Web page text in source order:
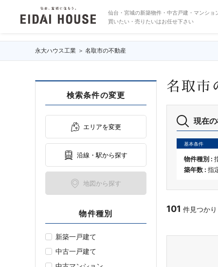
仙台・宮城の新築物件・中古戸建・マンショ
買いたい・売りたいはお任せ下さい
永大ハウス工業 名取市の不動産
検索条件の変更
エリアを変更
沿線・駅から探す
地図から探す
物件種別
新築一戸建て
中古一戸建て
名取市
現在
基本条件
物件種別 :
築年数 : 指
101 件見つか